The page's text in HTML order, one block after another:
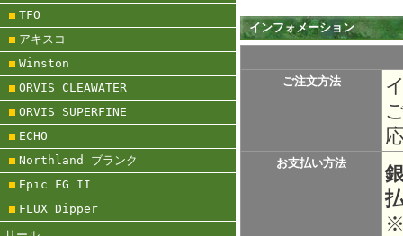
TFO
アキスコ
Winston
ORVIS CLEAWATER
ORVIS SUPERFINE
ECHO
Northland ブランク
Epic FG II
FLUX Dipper
インフォメーション
ご注文方法
お支払い方法